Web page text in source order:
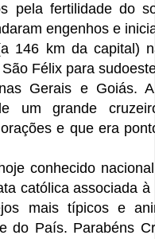
pela fertilidade do
engenhos e
146 km da capital)
Félix para
Gerais e Goiás.
um grande
e que era
conhecido
católica associada
mais típicos e
do País. Parabéns